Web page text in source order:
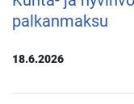
palkanmaksu
18.6.2026